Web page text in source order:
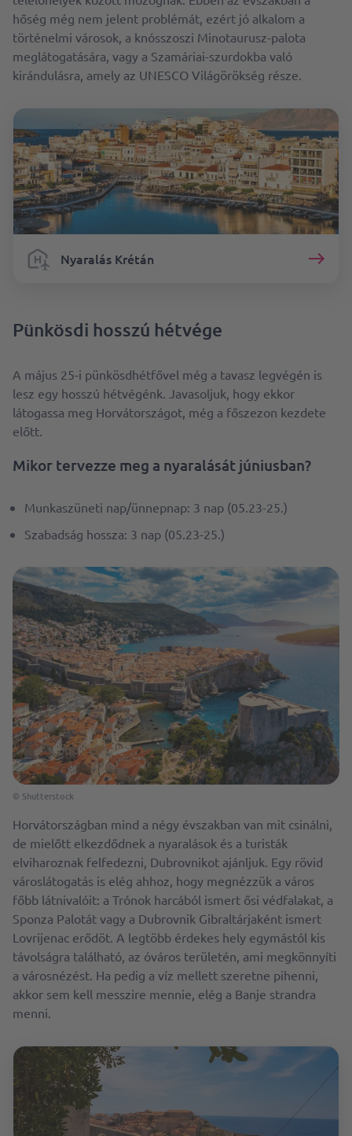
hőség még nem jelent problémát, ezért jó alkalom a
történelmi városok, a knósszoszi Minotaurusz-palota
meglátogatására, vagy a Szamáriai-szurdokba való
kirándulásra, amely az UNESCO Világörökség része.
Nyaralás Krétán
Pünkösdi hosszú hétvége
A május 25-i pünkösdhétfővel még a tavasz legvégén is
lesz egy hosszú hétvégénk. Javasoljuk, hogy ekkor
látogassa meg Horvátországot, még a főszezon kezdete
előtt.
Mikor tervezze meg a nyaralását júniusban?
Munkaszüneti nap/ünnepnap: 3 nap (05.23-25.)
Szabadság hossza: 3 nap (05.23-25.)
© Shutterstock
Horvátországban mind a négy évszakban van mit csinálni,
de mielőtt elkezdődnek a nyaralások és a turisták
elviharoznak felfedezni, Dubrovnikot ajánljuk. Egy rövid
városlátogatás is elég ahhoz, hogy megnézzük a város
főbb látnivalóit: a Trónok harcából ismert ősi védfalakat, a
Sponza Palotát vagy a Dubrovnik Gibraltárjaként ismert
Lovrijenac erődöt. A legtöbb érdekes hely egymástól kis
távolságra található, az óváros területén, ami megkönnyíti
a városnézést. Ha pedig a víz mellett szeretne pihenni,
akkor sem kell messzire mennie, elég a Banje strandra
menni.